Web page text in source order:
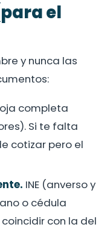
el
y nunca las
completa
Si te falta
cotizar pero el
INE (anverso y
o cédula
con la del